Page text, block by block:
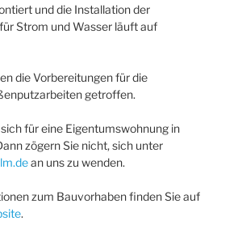
und die Installation der
Strom und Wasser läuft auf
die Vorbereitungen für die
getroffen.
für eine Eigentumswohnung in
zögern Sie nicht, sich unter
an uns zu wenden.
zum Bauvorhaben finden Sie auf
.